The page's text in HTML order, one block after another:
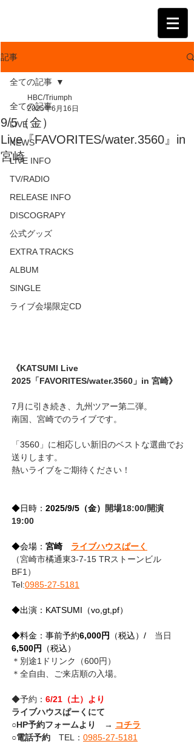
記事
全ての記事
LIVE
NEWS
LIVE INFO
TV/RADIO
RELEASE INFO
DISCOGRAPY
公式グッズ
EXTRA TRACKS
ALBUM
SINGLE
ライブ会場限定CD
全ての記事
9/5（金）
Live『FAVORITES/water.3560』in
宮崎
HBC/Triumph
2025年6月16日
《KATSUMI Live
2025「FAVORITES/water.3560」in 宮崎》
7月に引き続き、九州ツアー第二弾。
南国、宮崎でのライブです。
「3560」に相応しい新旧のベストな選曲でお
送りします。
熱いライブをご期待ください！
◆日時： 2025/9/5（金）
開場18:00/開演
19:00
◆会場： 宮崎 ライブハウスぱーく
（宮崎市橘通東3-7-15 TRストーンビル
BF1）
Tel:0985-27-5181
◆出演：KATSUMI（vo,gt,pf）
◆料金：事前予約6,000円 （税込）/ 当日
6,500円
（税込）
＊ 別途1ドリンク（600円）
＊全自由、ご来店順の入場。
◆予約： 6/21（土）より
ライブハウスぱーくにて
○HP予約フォームより → コチラ
○電話予約 TEL： 0985-27-5181